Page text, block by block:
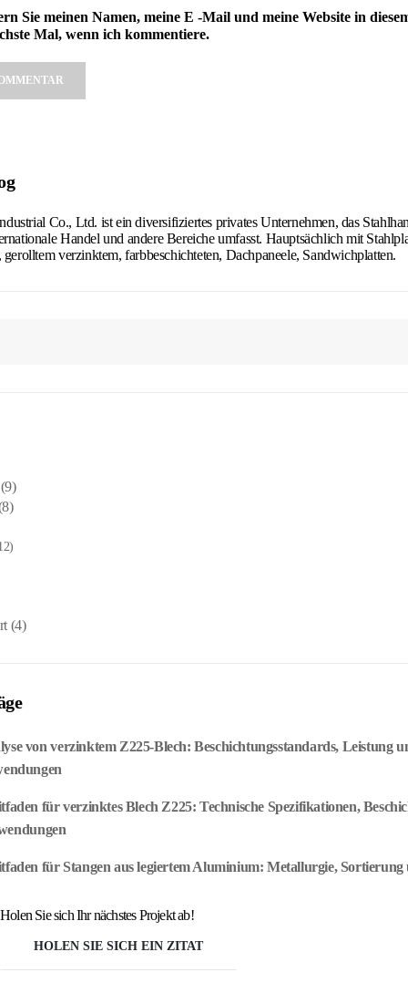
Sie meinen Namen, meine E -Mail und meine Website in
Mal, wenn ich kommentiere.
Co., Ltd. ist ein diversifiziertes privates Unternehmen, das
Handel und andere Bereiche umfasst. Hauptsächlich mit
gerolltem verzinktem, farbbeschichteten, Dachpaneele, Sandwichplatten.
(4)
von verzinktem Z225-Blech: Beschichtungsstandards, Leistung
für verzinktes Blech Z225: Technische Spezifikationen,
für Stangen aus legiertem Aluminium: Metallurgie,
Holen Sie sich Ihr nächstes Projekt ab!
HOLEN SIE SICH EIN ZITAT